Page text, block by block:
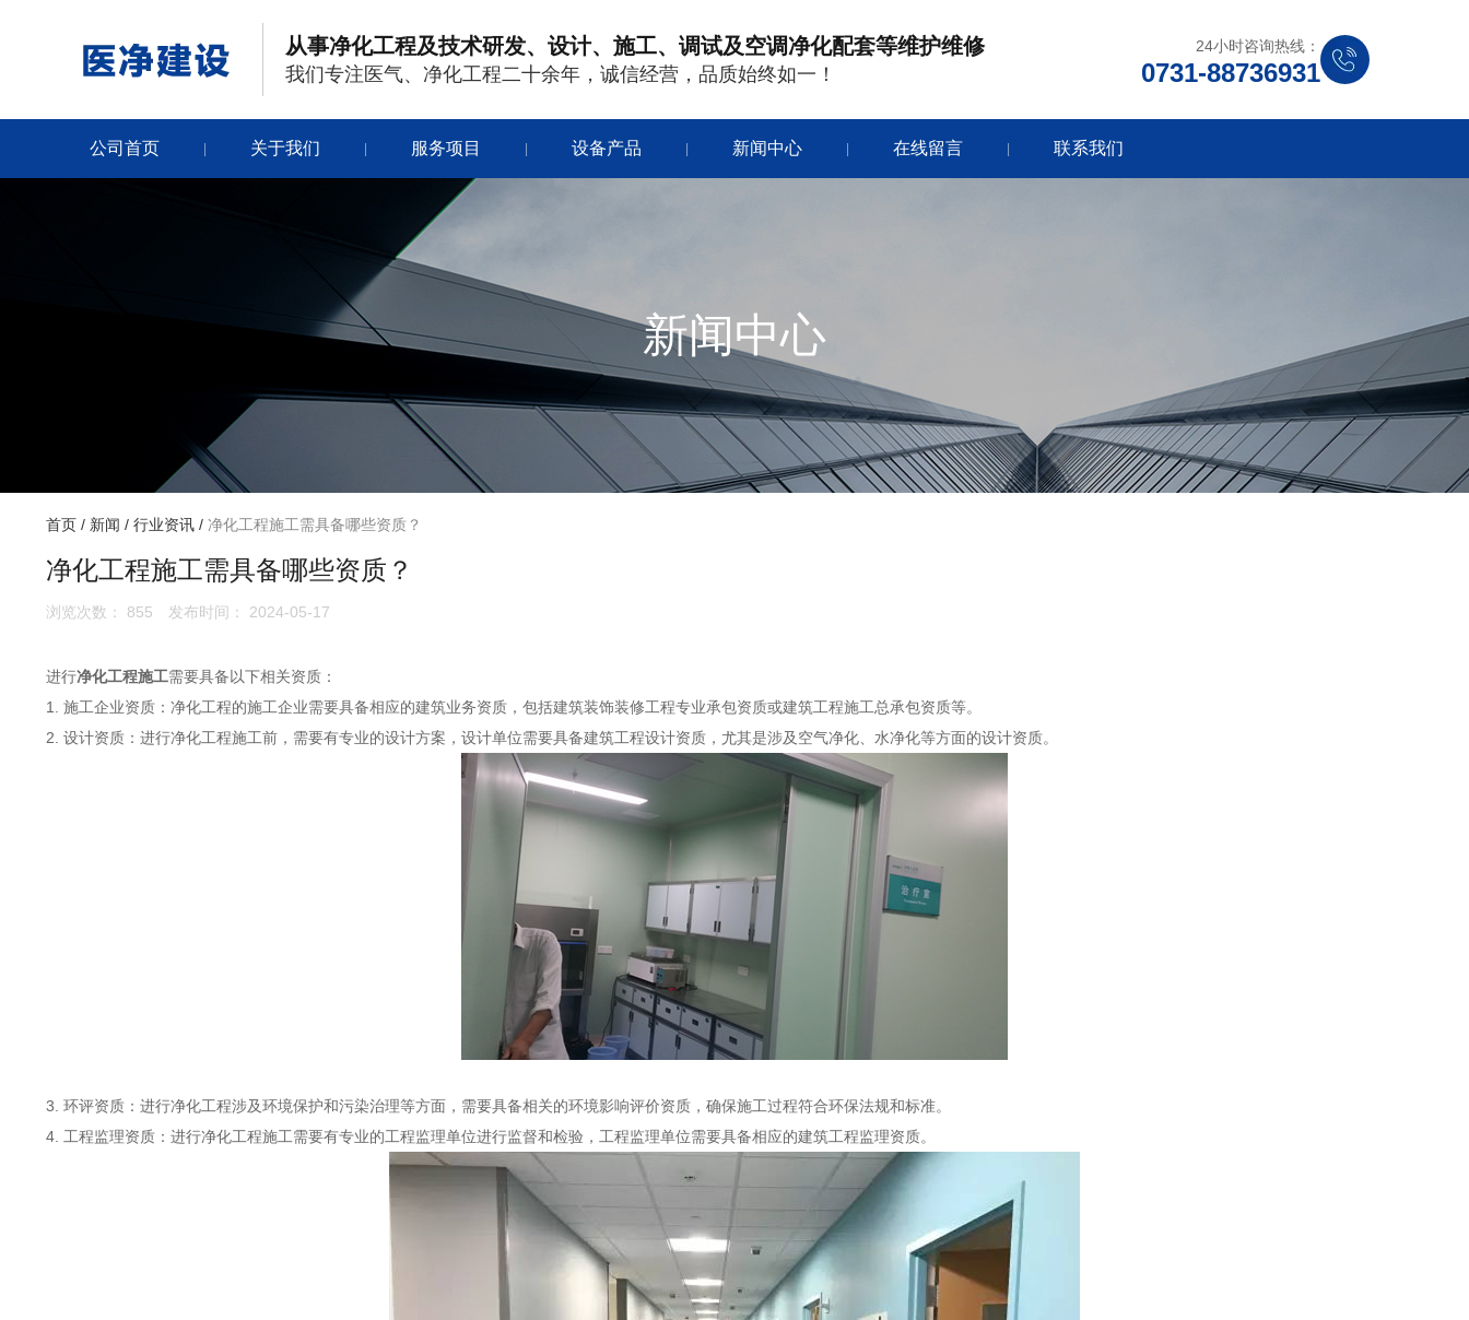
从事净化工程及技术研发、设计、施工、调试及空调净化配套等维护维修
我们专注医气、净化工程二十余年，诚信经营，品质始终如一！
24小时咨询热线：
0731-88736931
公司首页 | 关于我们 | 服务项目 | 设备产品 | 新闻中心 | 在线留言 | 联系我们
新闻中心
首页 / 新闻 / 行业资讯 / 净化工程施工需具备哪些资质？
净化工程施工需具备哪些资质？
浏览次数： 855 发布时间： 2024-05-17
进行净化工程施工需要具备以下相关资质：
1. 施工企业资质：净化工程的施工企业需要具备相应的建筑业务资质，包括建筑装饰装修工程专业承包资质或建筑工程施工总承包资质等。
2. 设计资质：进行净化工程施工前，需要有专业的设计方案，设计单位需要具备建筑工程设计资质，尤其是涉及空气净化、水净化等方面的设计资质。
3. 环评资质：进行净化工程涉及环境保护和污染治理等方面，需要具备相关的环境影响评价资质，确保施工过程符合环保法规和标准。
4. 工程监理资质：进行净化工程施工需要有专业的工程监理单位进行监督和检验，工程监理单位需要具备相应的建筑工程监理资质。